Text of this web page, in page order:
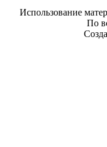
Использование
По